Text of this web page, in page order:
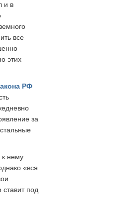
и в
все
этих
РФ
за
к нему
«вся
под